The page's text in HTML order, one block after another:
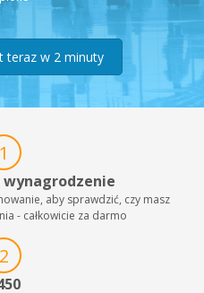
teraz w 2 minuty
1
wynagrodzenie
aby sprawdzić, czy masz
- całkowicie za darmo
2